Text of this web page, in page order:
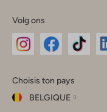
Volg ons
Instagram
Facebook
TikTok
Choisis ton pays
BELGIQUE